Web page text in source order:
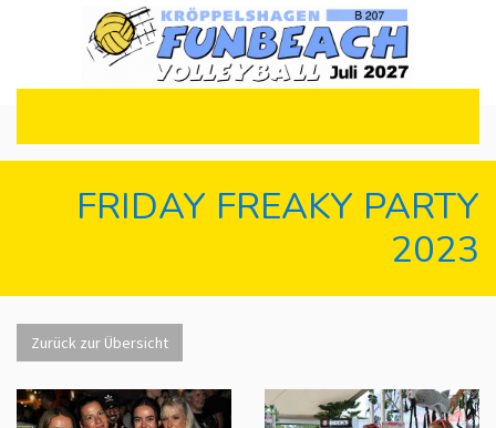
FRIDAY FREAKY PARTY
2023
Zurück zur Übersicht